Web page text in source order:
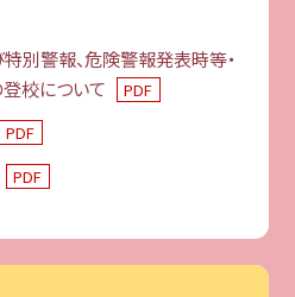
別警報、危険警報発表時等・
校について
PDF
PDF
PDF